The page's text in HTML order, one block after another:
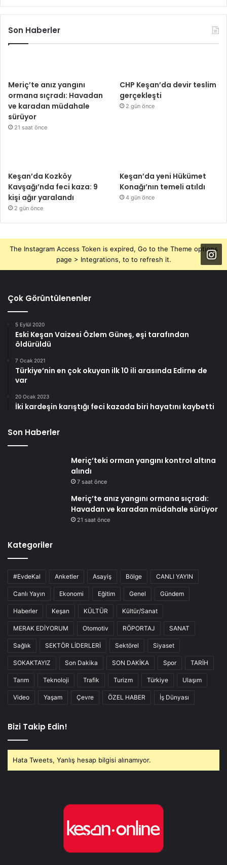
Son Haberler
Meriç’te anız yangını
ormana sıçradı: Havadan
ve karadan müdahale
sürüyor
21 saat önce
CHP Keşan’da devir teslim
gerçekleşti
2 gün önce
Keşan’da Kozköy
Kavşağı’nda feci kaza: 9
kişi ağır yaralandı
2 gün önce
Keşan’da yeni Hükümet
Konağı’nın temeli atıldı
4 gün önce
The Instagram Access Token is expired, Go to the Theme options
page > Integrations, to to refresh it.
Çok Görüntülenenler
5 Eylül 2020
Eski Keşan Vaizesi Özlem Güneş, eşi tarafından
öldürüldü
7 Ocak 2021
Türkiye’nin en çok okuyan ilk 10 ili arasında Edirne de
var
20 Ocak 2023
İki kardeşin karıştığı feci kazada biri hayatını kaybetti
Son Haberler
Meriç’teki orman yangını kontrol altına
alındı
7 saat önce
Meriç’te anız yangını ormana sıçradı:
Havadan ve karadan müdahale sürüyor
21 saat önce
Kategoriler
#EvdeKal Anketler Asayiş Bölge CANLI YAYIN
Canlı Yayın Ekonomi Eğitim Genel Gündem
Haberler Keşan KÜLTÜR Kültür/Sanat
MERAK EDİYORUM Otomotiv RÖPORTAJ SANAT
Sağlık SEKTÖR LİDERLERİ Sektörel Siyaset
SOKAKTAYIZ Son Dakika SON DAKİKA Spor TARİH
Tarım Teknoloji Trafik Turizm Türkiye Ulaşım
Video Yaşam Çevre ÖZEL HABER İş Dünyası
Bizi Takip Edin!
Hata Tweets, Yanlış hesap bilgisi alınamıyor.